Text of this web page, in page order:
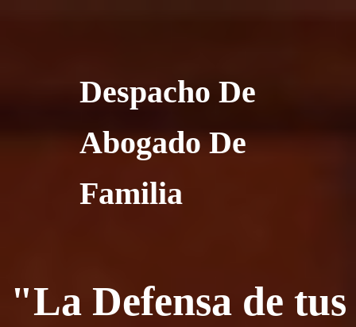
Despacho De
Abogado De
Familia
"La Defensa de tus